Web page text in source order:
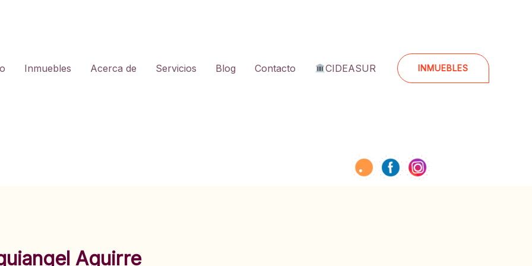
Inmuebles Acerca de Servicios Blog Contacto CIDEASUR INMUEBLES
Aguirre